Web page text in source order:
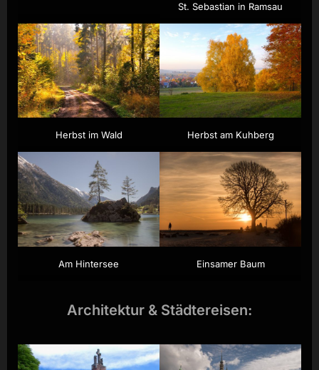
St. Sebastian in Ramsau
Herbst im Wald Herbst am Kuhberg
Am Hintersee Einsamer Baum
Architektur & Städtereisen: